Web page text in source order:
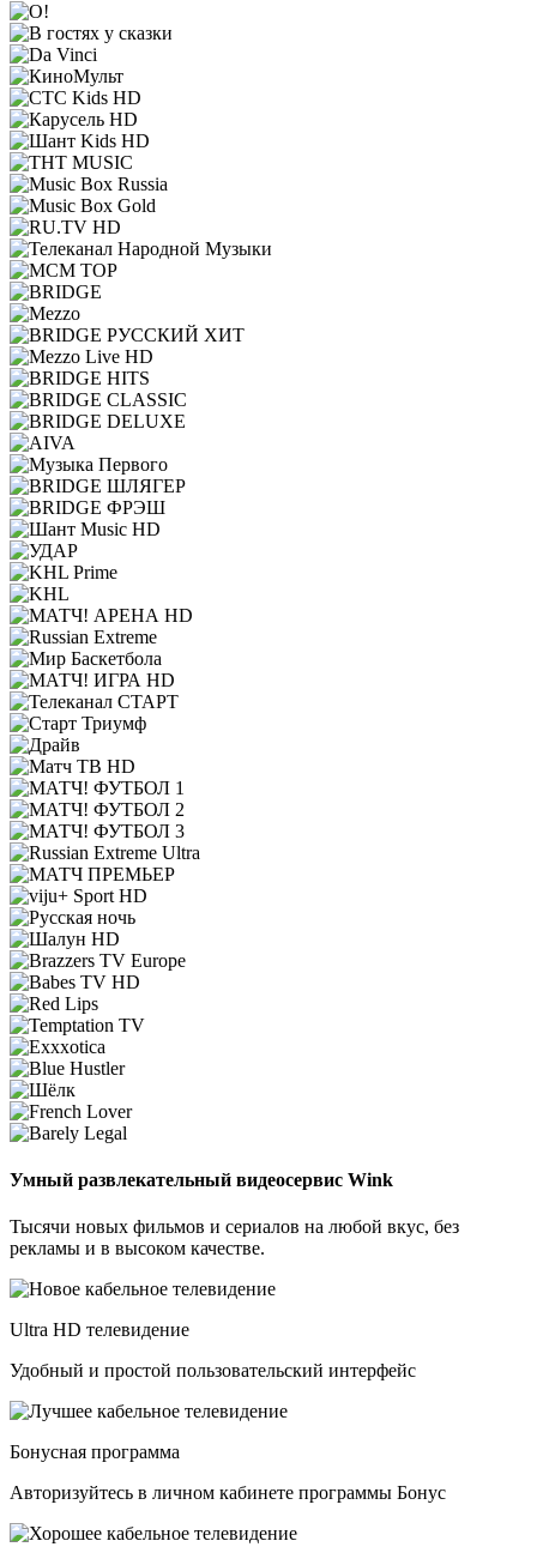
Умный развлекательный видеосервис Wink
Тысячи новых фильмов и сериалов на любой вкус, без
рекламы и в высоком качестве.
Ultra HD телевидение
Удобный и простой пользовательский интерфейс
Бонусная программа
Авторизуйтесь в личном кабинете программы Бонус